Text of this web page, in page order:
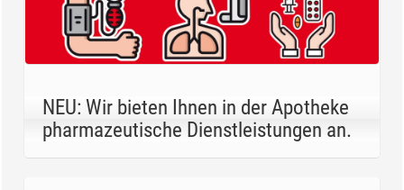
NEU: Wir bieten Ihnen in der Apotheke
pharmazeutische Dienstleistungen an.